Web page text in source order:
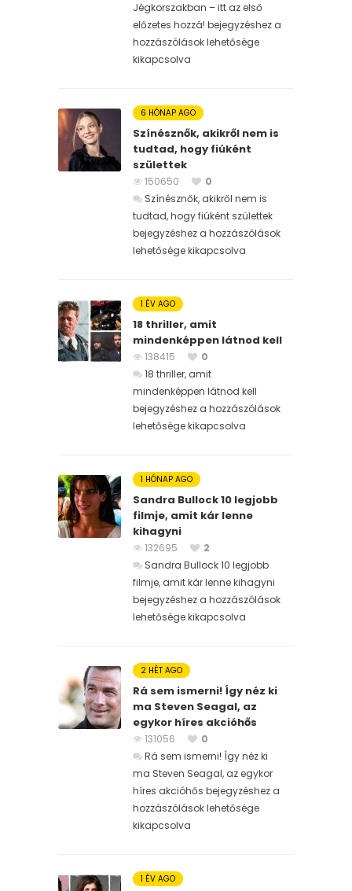
Jégkorszakban – itt az első
előzetes hozzá! bejegyzéshez a
hozzászólások lehetősége
kikapcsolva
6 HÓNAP AGO
Színésznők, akikről nem is
tudtad, hogy fiúként
születtek
150650
0
Színésznők, akikről nem is
tudtad, hogy fiúként születtek
bejegyzéshez a hozzászólások
lehetősége kikapcsolva
1 ÉV AGO
18 thriller, amit
mindenképpen látnod kell
138415
0
18 thriller, amit
mindenképpen látnod kell
bejegyzéshez a hozzászólások
lehetősége kikapcsolva
1 HÓNAP AGO
Sandra Bullock 10 legjobb
filmje, amit kár lenne
kihagyni
132695
2
Sandra Bullock 10 legjobb
filmje, amit kár lenne kihagyni
bejegyzéshez a hozzászólások
lehetősége kikapcsolva
2 HÉT AGO
Rá sem ismerni! Így néz ki
ma Steven Seagal, az
egykor híres akcióhős
131056
0
Rá sem ismerni! Így néz ki
ma Steven Seagal, az egykor
híres akcióhős bejegyzéshez a
hozzászólások lehetősége
kikapcsolva
1 ÉV AGO